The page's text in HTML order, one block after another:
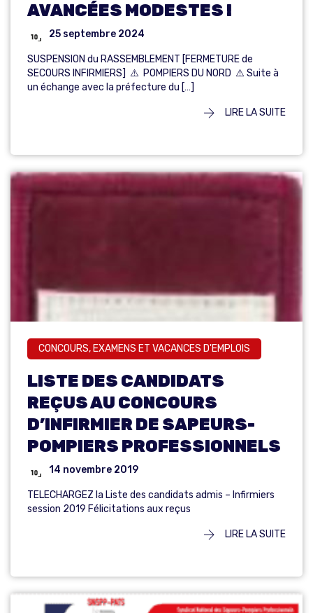
AVANCÉES MODESTES !
25 septembre 2024
SUSPENSION du RASSEMBLEMENT [FERMETURE de
SECOURS INFIRMIERS] ⚠️ POMPIERS DU NORD ⚠️ Suite à
un échange avec la préfecture du […]
LIRE LA SUITE
CONCOURS, EXAMENS ET VACANCES D'EMPLOIS
LISTE DES CANDIDATS
REÇUS AU CONCOURS
D’INFIRMIER DE SAPEURS-
POMPIERS PROFESSIONNELS
14 novembre 2019
TELECHARGEZ la Liste des candidats admis – Infirmiers
session 2019 Félicitations aux reçus
LIRE LA SUITE